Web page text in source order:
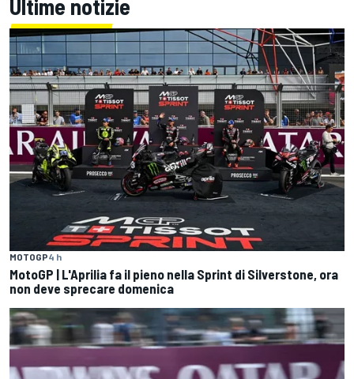
Ultime notizie
MOTOGP4 h
MotoGP | L'Aprilia fa il pieno nella Sprint di Silverstone, ora
non deve sprecare domenica